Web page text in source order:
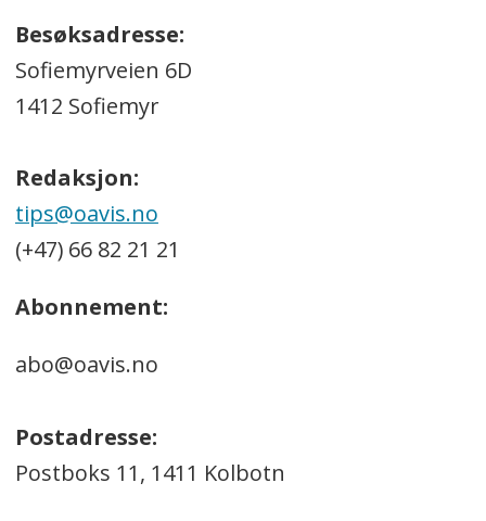
Besøksadresse:
Sofiemyrveien 6D
1412 Sofiemyr
Redaksjon:
tips@oavis.no
(+47) 66 82 21 21
Abonnement:
abo@oavis.no
Postadresse:
Postboks 11, 1411 Kolbotn